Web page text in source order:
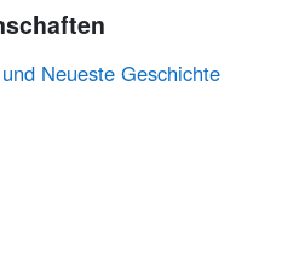
Neueste Geschichte